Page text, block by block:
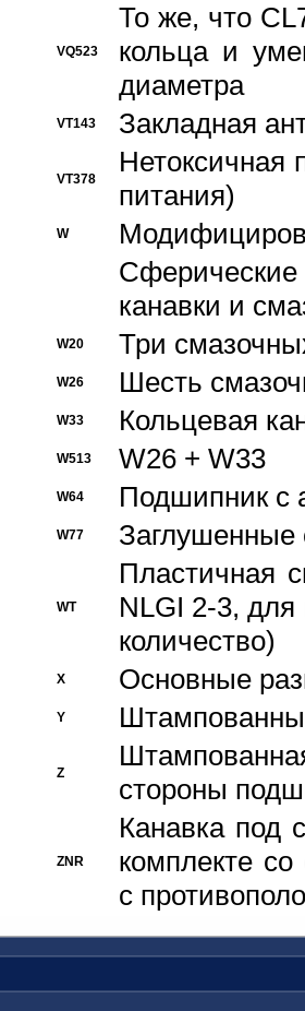
VQ523
То же, что
кольца и
диаметра
VT143 Закладная
VT378
Нетоксичная
питания)
W
канавки и
W20 Три
W26 Шесть
W33 Кольцевая
W513 W26 + W33
W64 Подшипник с
W77 Заглушенные
WT
Пластичная
NLGI 2-3, для
количество)
X Основные
Y
Z
стороны
ZNR
Канавка под
комплекте
с